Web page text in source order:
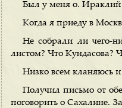
Был у меня о. Ираклий
Когда я приеду в
Не собрали ли чего-
листом? Что Кундасова?
Низко всем кланяюсь
Получил письмо от
поговорить о Сахалине.